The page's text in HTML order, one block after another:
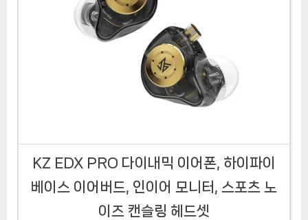
KZ EDX PRO 다이내믹 이어폰, 하이파이
베이스 이어버드, 인이어 모니터, 스포츠 노
이즈 캔슬링 헤드셋